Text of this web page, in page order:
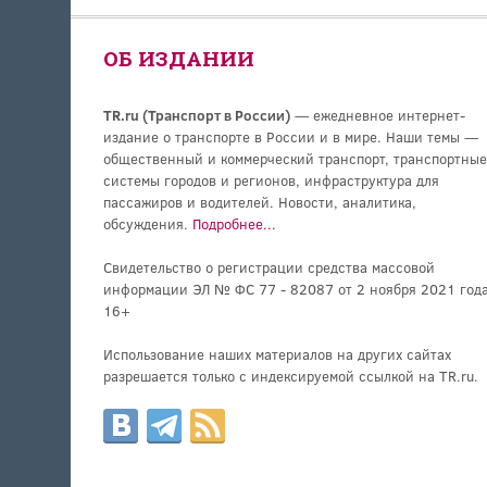
ОБ ИЗДАНИИ
TR.ru (Транспорт в России)— ежедневное интернет-
издание о транспорте в России и в мире. Наши темы —
общественный и коммерческий транспорт, транспортные
системы городов и регионов, инфраструктура для
пассажиров и водителей. Новости, аналитика,
обсуждения. Подробнее...
Свидетельство о регистрации средства массовой
информации ЭЛ № ФС 77 - 82087 от 2 ноября 2021
16+
Использование наших материалов на других сайтах
разрешается только с индексируемой ссылкой на TR.ru.